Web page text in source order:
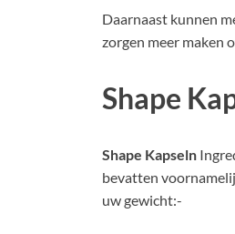
Daarnaast kunnen
zorgen meer maken
Shape
Shape Kapseln
bevatten
uw gewicht:-